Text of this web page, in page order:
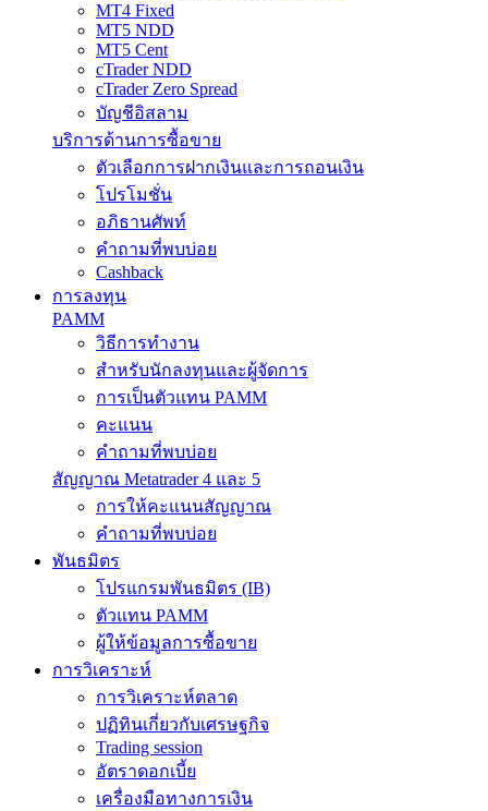
MT4 Fixed
MT5 NDD
MT5 Cent
cTrader NDD
cTrader Zero Spread
บัญชีอิสลาม
บริการด้านการซื้อขาย
ตัวเลือกการฝากเงินและการถอนเงิน
โปรโมชั่น
อภิธานศัพท์
คำถามที่พบบ่อย
Cashback
การลงทุน
PAMM
วิธีการทำงาน
สำหรับนักลงทุนและผู้จัดการ
การเป็นตัวแทน PAMM
คะแนน
คำถามที่พบบ่อย
สัญญาณ Metatrader 4 และ 5
การให้คะแนนสัญญาณ
คำถามที่พบบ่อย
พันธมิตร
โปรแกรมพันธมิตร (IB)
ตัวแทน PAMM
ผู้ให้ข้อมูลการซื้อขาย
การวิเคราะห์
การวิเคราะห์ตลาด
ปฏิทินเกี่ยวกับเศรษฐกิจ
Trading session
อัตราดอกเบี้ย
เครื่องมือทางการเงิน